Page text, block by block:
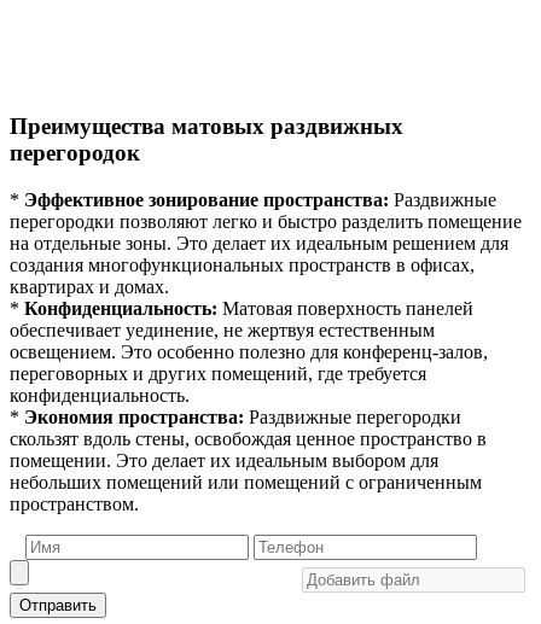
Преимущества матовых раздвижных
перегородок
* Эффективное зонирование пространства: Раздвижные
перегородки позволяют легко и быстро разделить помещение
на отдельные зоны. Это делает их идеальным решением для
создания многофункциональных пространств в офисах,
квартирах и домах.
* Конфиденциальность: Матовая поверхность панелей
обеспечивает уединение, не жертвуя естественным
освещением. Это особенно полезно для конференц-залов,
переговорных и других помещений, где требуется
конфиденциальность.
* Экономия пространства: Раздвижные перегородки
скользят вдоль стены, освобождая ценное пространство в
помещении. Это делает их идеальным выбором для
небольших помещений или помещений с ограниченным
пространством.
Отправить